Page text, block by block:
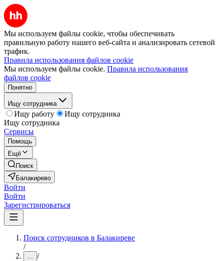
Мы используем файлы cookie, чтобы обеспечивать
правильную работу нашего веб-сайта и анализировать сетевой
трафик.
Правила использования файлов cookie
Мы используем файлы cookie. Правила использования
файлов cookie
Понятно
Ищу сотрудника
Ищу работу
Ищу сотрудника
Ищу сотрудника
Сервисы
Помощь
Ещё
Поиск
Балакирево
Войти
Войти
Зарегистрироваться
Поиск сотрудников в Балакиреве
/
... /